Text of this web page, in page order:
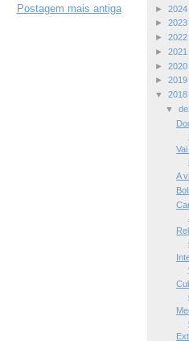
Postagem mais antiga
► 2024
► 2023
► 2022
► 2021
► 2020
► 2019
▼ 2018
▼
A